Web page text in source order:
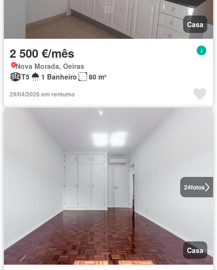
Casa
2 500 €/mês
Nova Morada, Oeiras
T5
1 Banheiro 80 m²
29/04/2026 em rentumo
24fotos
Casa